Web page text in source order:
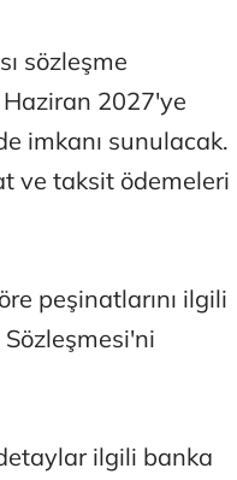
sözleşme
Haziran 2027'ye
imkanı sunulacak.
ve taksit ödemeleri
peşinatlarını ilgili
ilgili banka